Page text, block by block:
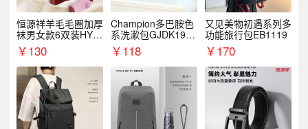
恒源祥羊毛毛圈加厚
袜男女款6双装HYX
068WZ
￥130
Champion多巴胺色
系洗漱包GJDK19R
1￥118
又见美物初遇系列多
功能旅行包EB1119
￥170